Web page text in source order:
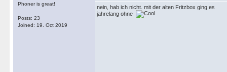
Phoner is great!
Posts: 23
Joined: 19. Oct 2019
nein, hab ich nicht. mit der alten Fritzbox ging es
jahrelang ohne